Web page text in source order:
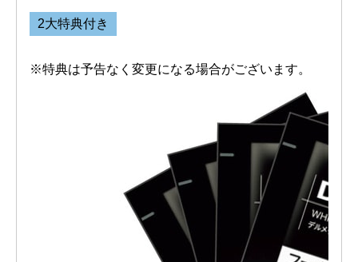
2大特典付き
※特典は予告なく変更になる場合がございます。